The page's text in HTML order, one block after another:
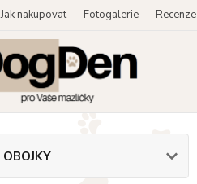
Jak nakupovat Fotogalerie Recenze
OBOJKY